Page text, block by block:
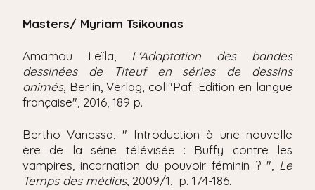
Masters/ Myriam Tsikounas
Amamou Leïla, L'Adaptation des bandes
dessinées de Titeuf en séries de dessins
animés, Berlin, Verlag, coll"Paf. Edition en langue
française", 2016, 189 p.
Bertho Vanessa, " Introduction à une nouvelle
ère de la série télévisée : Buffy contre les
vampires, incarnation du pouvoir féminin ? ", Le
Temps des médias, 2009/1, p. 174-186.